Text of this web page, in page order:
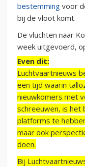
bestemming voor
bij de vloot komt.
De vluchten naar
week uitgevoerd,
Even dit:
Luchtvaartnieuws
een tijd waarin
nieuwkomers met
schreeuwen, is het
platforms te
maar ook
doen.
Bij